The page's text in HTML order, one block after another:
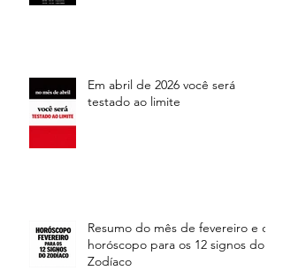
Em abril de 2026 você será
testado ao limite
Resumo do mês de fevereiro e o
horóscopo para os 12 signos do
Zodíaco